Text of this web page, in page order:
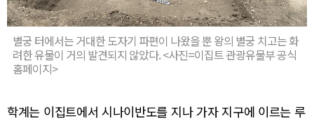
별궁 터에서는 거대한 도자기 파편이 나왔을 뿐 왕의 별궁 치고는 화
려한 유물이 거의 발견되지 않았다. <사진=이집트 관광유물부 공식
홈페이지>
학계는 이집트에서 시나이반도를 지나 가자 지구에 이르는 루